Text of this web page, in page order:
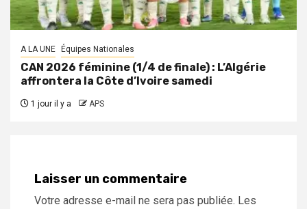
A LA UNE Équipes Nationales
CAN 2026 féminine (1/4 de finale) : L’Algérie
affrontera la Côte d’Ivoire samedi
1 jour il y a APS
Laisser un commentaire
Votre adresse e-mail ne sera pas publiée. Les